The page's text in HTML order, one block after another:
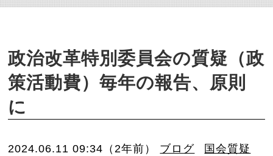
政治改革特別委員会の質疑（政
策活動費）毎年の報告、原則
に
2024.06.11 09:34（2年前） ブログ
国会質疑